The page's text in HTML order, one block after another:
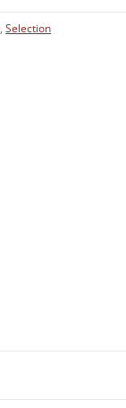
,Selection